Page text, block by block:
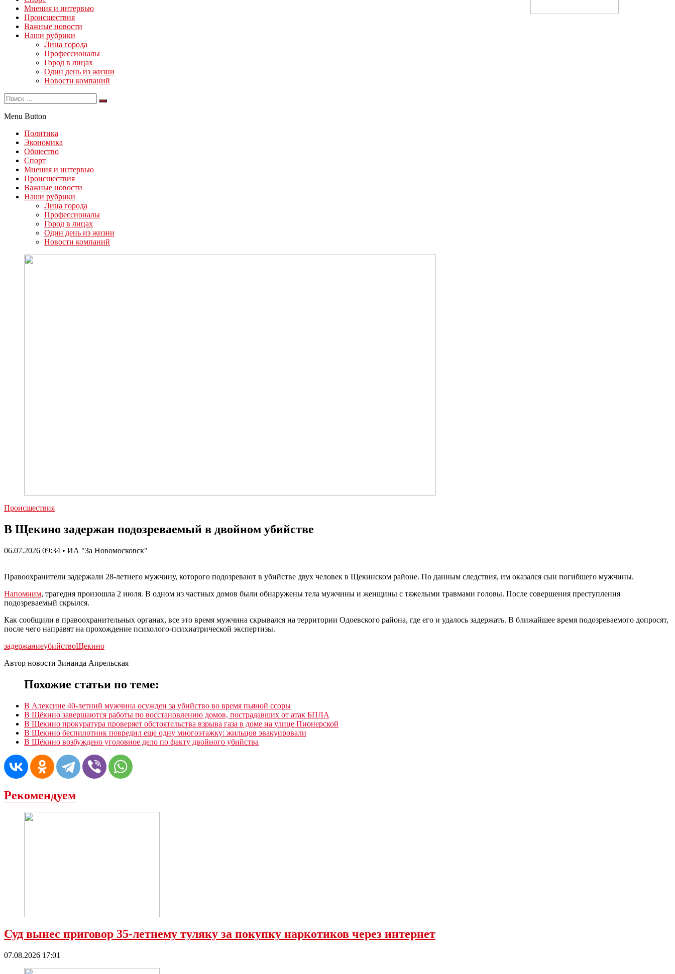
Мнения и интервью
Происшествия
Важные новости
Наши рубрики
Лица города
Профессионалы
Город в лицах
Один день из жизни
Новости компаний
Menu Button
Политика
Экономика
Общество
Спорт
Мнения и интервью
Происшествия
Важные новости
Наши рубрики
Лица города
Профессионалы
Город в лицах
Один день из жизни
Новости компаний
Происшествия
В Щекино задержан подозреваемый в двойном убийстве
06.07.2026 09:34 • ИА "За Новомосковск"
Правоохранители задержали 28-летнего мужчину, которого подозревают в убийстве двух человек в Щекинском районе. По данным следствия, им оказался сын погибшего мужчины.
Напомним, трагедия произошла 2 июля. В одном из частных домов были обнаружены тела мужчины и женщины с тяжелыми травмами головы. После совершения преступления
подозреваемый скрылся.
Как сообщили в правоохранительных органах, все это время мужчина скрывался на территории Одоевского района, где его и удалось задержать. В ближайшее время подозреваемого допросят,
после чего направят на прохождение психолого-психиатрической экспертизы.
задержаниеубийствоЩекино
Автор новости Зинаида Апрельская
Похожие статьи по теме:
В Алексине 40-летний мужчина осужден за убийство во время пьяной ссоры
В Щёкино завершаются работы по восстановлению домов, пострадавших от атак БПЛА
В Щекино прокуратура проверяет обстоятельства взрыва газа в доме на улице Пионерской
В Щекино беспилотник повредил еще одну многоэтажку: жильцов эвакуировали
В Щёкино возбуждено уголовное дело по факту двойного убийства
Рекомендуем
Суд вынес приговор 35-летнему туляку за покупку наркотиков через интернет
07.08.2026 17:01